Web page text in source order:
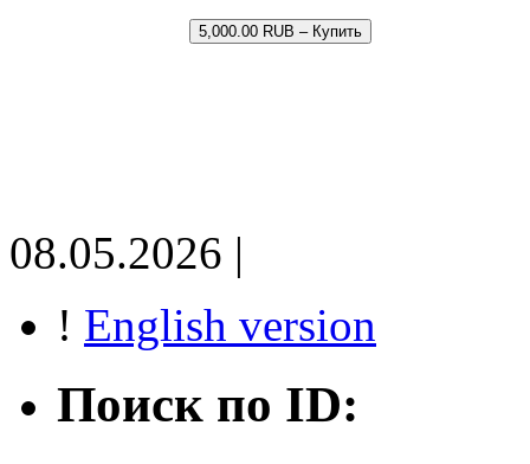
5,000.00 RUB – Купить
08.05.2026 |
! English version
Поиск по ID: